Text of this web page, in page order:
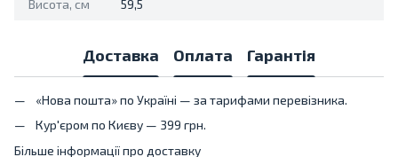
Висота, см 59,5
Доставка Оплата Гарантія
«Нова пошта» по Україні — за тарифами перевізника.
Кур'єром по Києву — 399 грн.
Більше інформації про доставку